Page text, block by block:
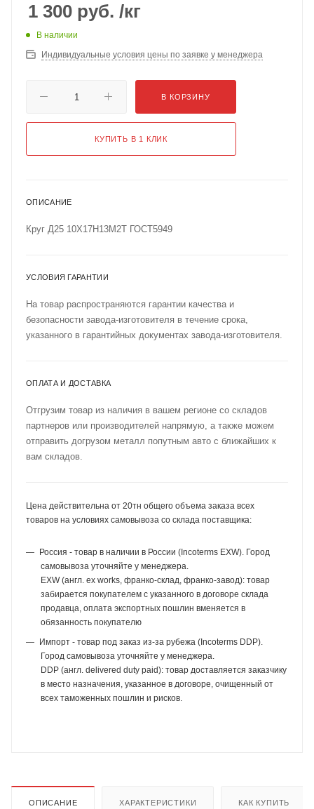
1 300 руб. /кг
В наличии
Индивидуальные условия цены по заявке у менеджера
В КОРЗИНУ
КУПИТЬ В 1 КЛИК
ОПИСАНИЕ
Круг Д25 10Х17Н13М2Т ГОСТ5949
УСЛОВИЯ ГАРАНТИИ
На товар распространяются гарантии качества и
безопасности завода-изготовителя в течение срока,
указанного в гарантийных документах завода-изготовителя.
ОПЛАТА И ДОСТАВКА
Отгрузим товар из наличия в вашем регионе со складов
партнеров или производителей напрямую, а также можем
отправить догрузом металл попутным авто с ближайших к
вам складов.
Цена действительна от 20тн общего объема заказа всех
товаров на условиях самовывоза со склада поставщика:
Россия - товар в наличии в России (Incoterms EXW). Город
самовывоза уточняйте у менеджера.
EXW (англ. ex works, франко-склад, франко-завод): товар
забирается покупателем с указанного в договоре склада
продавца, оплата экспортных пошлин вменяется в
обязанность покупателю
Импорт - товар под заказ из-за рубежа (Incoterms DDP).
Город самовывоза уточняйте у менеджера.
DDP (англ. delivered duty paid): товар доставляется заказчику
в место назначения, указанное в договоре, очищенный от
всех таможенных пошлин и рисков.
ОПИСАНИЕ ХАРАКТЕРИСТИКИ КАК КУПИТЬ